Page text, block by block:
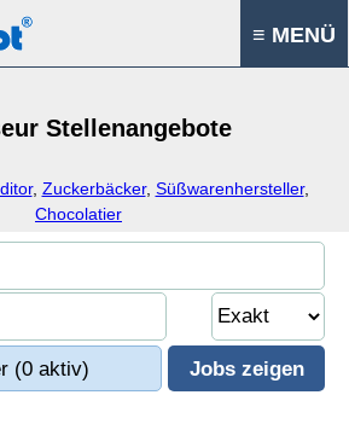
≡ MENÜ
Stellenangebote
, Zuckerbäcker, Süßwarenhersteller,
Chocolatier
(0 aktiv)